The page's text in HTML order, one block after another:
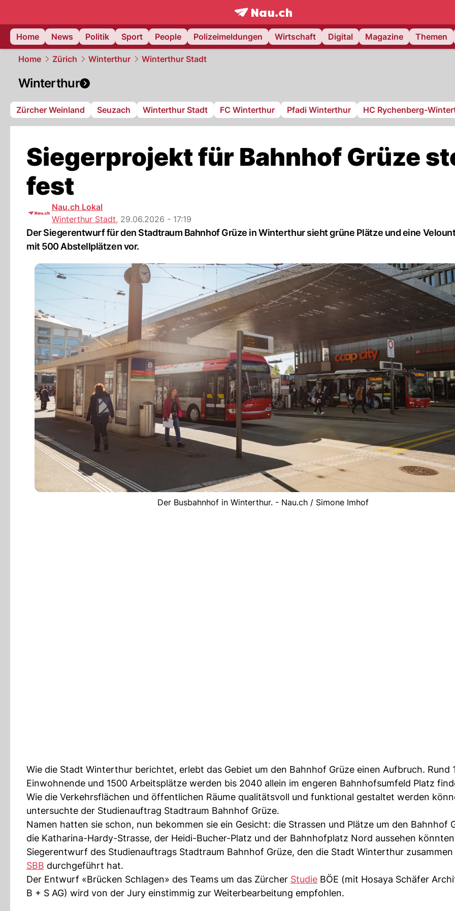
frontpage.NAU.ch
Home
News Politik Sport People Polizeimeldungen Wirtschaft Digital Magazine Themen
Home Zürich Winterthur Winterthur Stadt
Winterthur
Zürcher Weinland Seuzach Winterthur Stadt FC Winterthur Pfadi Winterthur HC Rychenberg-
Siegerprojekt für Bahnhof Grüze
fest
Nau.ch Lokal
Winterthur Stadt, 29.06.2026 - 17:19
Der Siegerentwurf für den Stadtraum Bahnhof Grüze in Winterthur sieht grüne Plätze und eine
mit 500 Abstellplätzen vor.
Der Busbahnhof in Winterthur. - Nau.ch / Simone Imhof
Wie die Stadt Winterthur berichtet, erlebt das Gebiet um den Bahnhof Grüze einen Aufbruch. Rund
Einwohnende und 1500 Arbeitsplätze werden bis 2040 allein im engeren Bahnhofsumfeld Platz
Wie die Verkehrsflächen und öffentlichen Räume qualitätsvoll und funktional gestaltet werden
untersuchte der Studienauftrag Stadtraum Bahnhof Grüze.
Namen hatten sie schon, nun bekommen sie ein Gesicht: die Strassen und Plätze um den Bahnhof
die Katharina-Hardy-Strasse, der Heidi-Bucher-Platz und der Bahnhofplatz Nord aussehen
Siegerentwurf des Studienauftrags Stadtraum Bahnhof Grüze, den die Stadt Winterthur
SBB durchgeführt hat.
Der Entwurf «Brücken Schlagen» des Teams um das Zürcher Studie BÖE (mit Hosaya Schäfer
B + S AG) wird von der Jury einstimmig zur Weiterbearbeitung empfohlen.